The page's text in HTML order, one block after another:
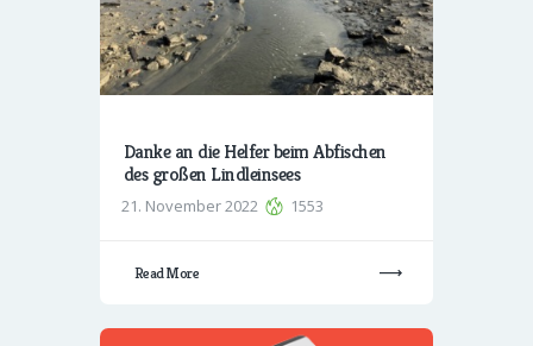
Danke an die Helfer beim Abfischen
des großen Lindleinsees
21. November 2022 1553
Read More